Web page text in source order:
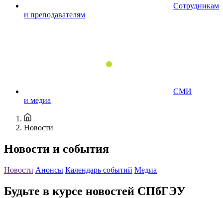
Сотрудникам
и преподавателям
СМИ
и медиа
Новости
Новости и события
Новости Анонсы Календарь событий Медиа
Будьте в курсе новостей СПбГЭУ